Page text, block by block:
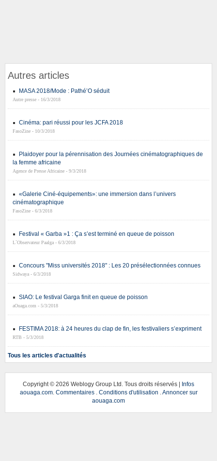
Autres articles
MASA 2018/Mode : Pathé’O séduit
Autre presse - 16/3/2018
Cinéma: pari réussi pour les JCFA 2018
FasoZine - 10/3/2018
Plaidoyer pour la pérennisation des Journées cinématographiques de
la femme africaine
Agence de Presse Africaine - 9/3/2018
«Galerie Ciné-équipements»: une immersion dans l’univers
cinématographique
FasoZine - 6/3/2018
Festival « Garba »1 : Ça s’est terminé en queue de poisson
L`Observateur Paalga - 6/3/2018
Concours "Miss universités 2018" : Les 20 présélectionnées connues
Sidwaya - 6/3/2018
SIAO: Le festival Garga finit en queue de poisson
aOuaga.com - 5/3/2018
FESTIMA 2018: à 24 heures du clap de fin, les festivaliers s’expriment
RTB - 5/3/2018
Tous les articles d'actualités
Copyright © 2026 Weblogy Group Ltd. Tous droits réservés |
Infos
aouaga.com. Commentaires. Conditions d'utilisation .Annoncer sur
aouaga.com